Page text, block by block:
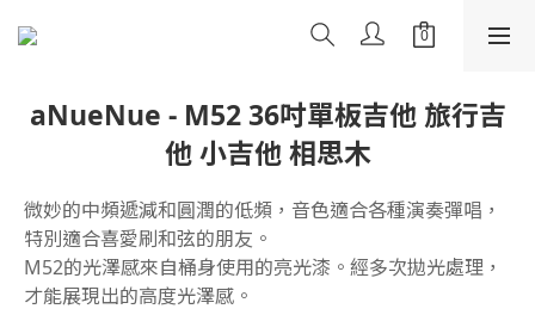
aNueNue - M52 36吋單板吉他 旅行吉
他 小吉他 相思木
微妙的中頻遞減和圓潤的低頻，音色適合各種演奏彈唱，
特別適合喜愛刷和弦的朋友。
M52的光澤感來自桶身使用的亮光漆。經多次拋光處理，
才能展現出的高度光澤感。